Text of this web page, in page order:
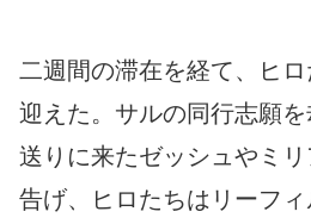
二週間の滞在を経て、ヒ
迎えた。サルの同行志願
送りに来たゼッシュやミ
告げ、ヒロたちはリーフィ